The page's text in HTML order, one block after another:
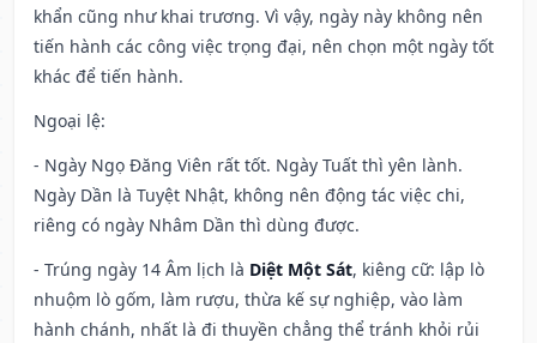
khẩn cũng như khai trương. Vì vậy, ngày này không nên
tiến hành các công việc trọng đại, nên chọn một ngày tốt
khác để tiến hành.
Ngoại lệ:
- Ngày Ngọ Đăng Viên rất tốt. Ngày Tuất thì yên lành.
Ngày Dần là Tuyệt Nhật, không nên động tác việc chi,
riêng có ngày Nhâm Dần thì dùng được.
- Trúng ngày 14 Âm lịch là Diệt Một Sát, kiêng cữ: lập lò
nhuộm lò gốm, làm rượu, thừa kế sự nghiệp, vào làm
hành chánh, nhất là đi thuyền chẳng thể tránh khỏi rủi